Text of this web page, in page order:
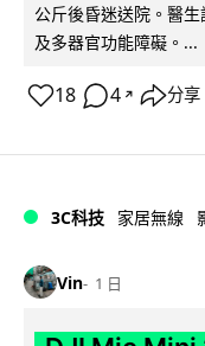
公斤後昏迷送院。醫
及多器官功能障礙。...
18 4 ↗ 分享
3C科技 家居無線
Vin 1 日